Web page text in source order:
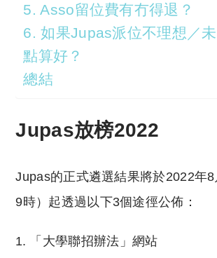
5. Asso留位費有冇得退？
6. 如果Jupas派位不理想／
點算好？
總結
Jupas放榜2022
Jupas的正式遴選結果將於2022年
9時）起透過以下3個途徑公佈：
「大學聯招辦法」網站